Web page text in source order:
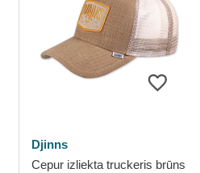
Djinns
Cepur izliekta truckeris brūns